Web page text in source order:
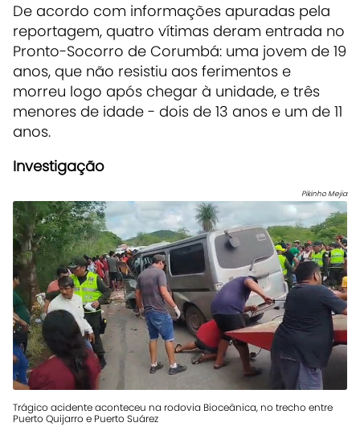
De acordo com informações apuradas pela
reportagem, quatro vítimas deram entrada no
Pronto-Socorro de Corumbá: uma jovem de 19
anos, que não resistiu aos ferimentos e
morreu logo após chegar à unidade, e três
menores de idade - dois de 13 anos e um de 11
anos.
Investigação
Pikinho Mejia
Trágico acidente aconteceu na rodovia Bioceânica, no trecho entre
Puerto Quijarro e Puerto Suárez